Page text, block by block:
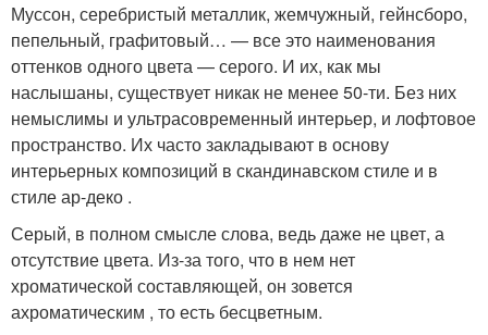
Муссон, серебристый металлик, жемчужный, гейнсборо,
пепельный, графитовый… — все это наименования
оттенков одного цвета — серого. И их, как мы
наслышаны, существует никак не менее 50-ти. Без них
немыслимы и ультрасовременный интерьер, и лофтовое
пространство. Их часто закладывают в основу
интерьерных композиций в скандинавском стиле и в
стиле ар-деко .
Серый, в полном смысле слова, ведь даже не цвет, а
отсутствие цвета. Из-за того, что в нем нет
хроматической составляющей, он зовется
ахроматическим , то есть бесцветным.